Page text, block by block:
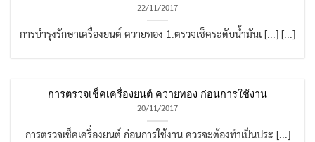
22/11/2017
การบำรุงรักษาเครื่องยนต์ ควายทอง 1.ตรวจเช็คระดับน้ำมันเ [...] [...]
การตรวจเช็คเครื่องยนต์ ควายทอง ก่อนการใช้งาน
20/11/2017
การตรวจเช็คเครื่องยนต์ ก่อนการใช้งาน ควรจะต้องทำเป็นประ [...]